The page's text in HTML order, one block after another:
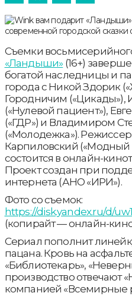
Съемки
«Ландыши» (16+)
богатой наследницы и
города с Никой Здорик
Городничим («Цикады»),
(«Нулевой пациент»),
(«ГДР») и Владимиром
(«Молодежка»).
Карпиловский («Модный
состоится в онлайн-
Проект создан при
интернета (АНО «ИРИ»).
Фото со съемок:
https://disk.yandex.ru/d/
(копирайт — онлайн-
Сериал пополнит
пацана. Кровь на
«‎Библиотекарь»‎,
производство отвечают
компанией «Всемирные